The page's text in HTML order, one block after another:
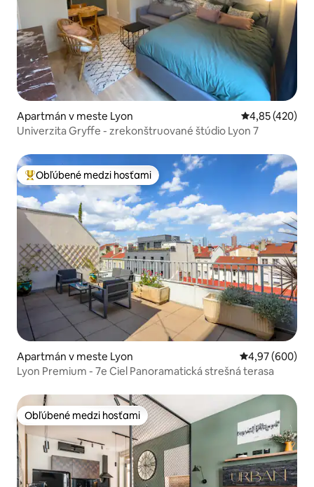
Apartmán v meste Lyon Priemerné
4,85 (420)
Univerzita Gryffe - zrekonštruované štúdio Lyon 7
Najobľúbenejšie medzi hosťami
Obľúbené medzi hosťami
Apartmán v meste Lyon Priemerné
4,97 (600)
Lyon Premium - 7e Ciel Panoramatická strešná terasa
Obľúbené medzi hosťami
Obľúbené medzi hosťami